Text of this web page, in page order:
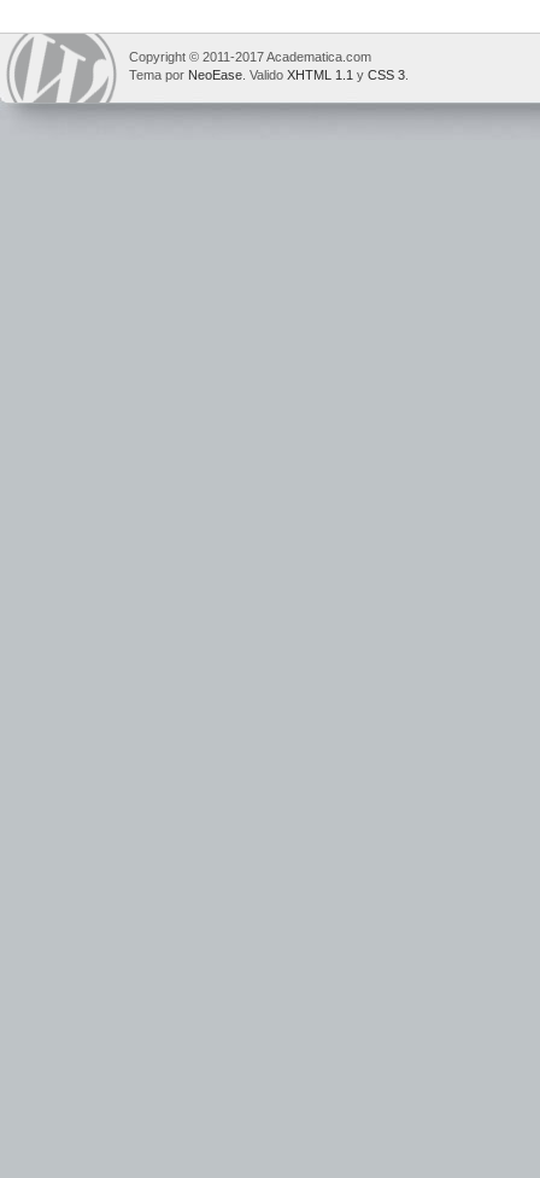
Copyright © 2011-2017 Academatica.com
Tema por NeoEase . Valido XHTML 1.1 y CSS 3